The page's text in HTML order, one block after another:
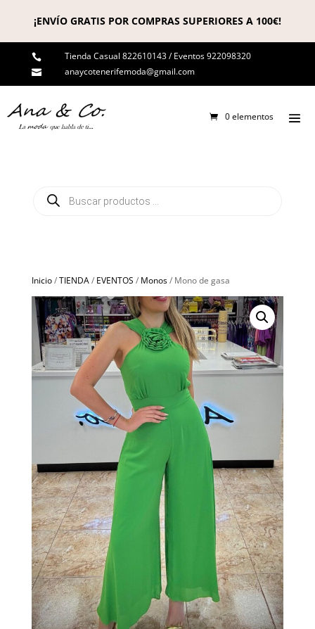
¡ENVÍO GRATIS POR COMPRAS SUPERIORES A 100€!
 Tienda Casual 822610143 / Eventos 922098320
 anaycotenerifemoda@gmail.com
0 elementos
productos
Inicio/TIENDA/ EVENTOS / Monos/ Mono de gasa